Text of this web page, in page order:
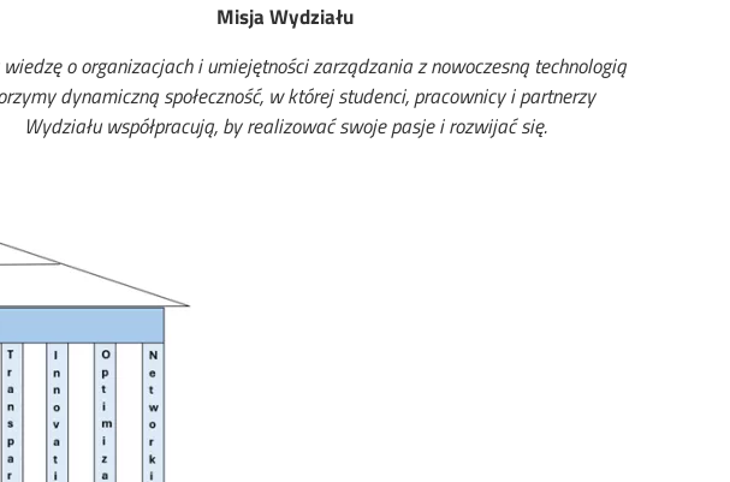
Misja Wydziału
wiedzę o organizacjach i umiejętności zarządzania z nowoczesną technologią
dynamiczną społeczność, w której studenci, pracownicy i partnerzy
Wydziału współpracują, by realizować swoje pasje i rozwijać się.